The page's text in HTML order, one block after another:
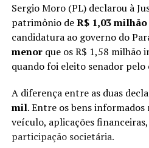
Sergio Moro (PL) declarou à
patrimônio deR$ 1,03 milhão
candidatura ao governo do
menorque os R$ 1,58 milhão
quando foi eleito senador pelo
A diferença entre as duas
mil. Entre os bens informados
veículo, aplicações
participação societária.